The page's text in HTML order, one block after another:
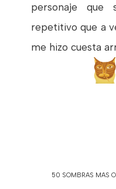
personaje
repetitivo que a
me hizo cuesta
50 SOMBRAS MAS